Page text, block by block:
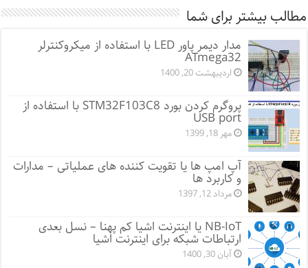
مطالب بیشتر برای شما
مدار دیمر پاور LED با استفاده از میکروکنترلر
ATmega32
اردیبهشت 20, 1400
پروگرم کردن بورد STM32F103C8 با استفاده از
USB port
مهر 18, 1399
آپ امپ ها یا تقویت کننده های عملیاتی – مدارات
و کاربرد ها
مرداد 12, 1397
NB-IoT یا اینترنت اشیا کم پهنا – نسل بعدی
ارتباطات شبکه برای اینترنت اشیا
آبان 30, 1400